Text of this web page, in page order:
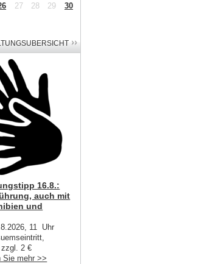
27 28 29
30
16.8.:
auch mit
und
11 Uhr
zzgl. 2 €
Sie mehr >>